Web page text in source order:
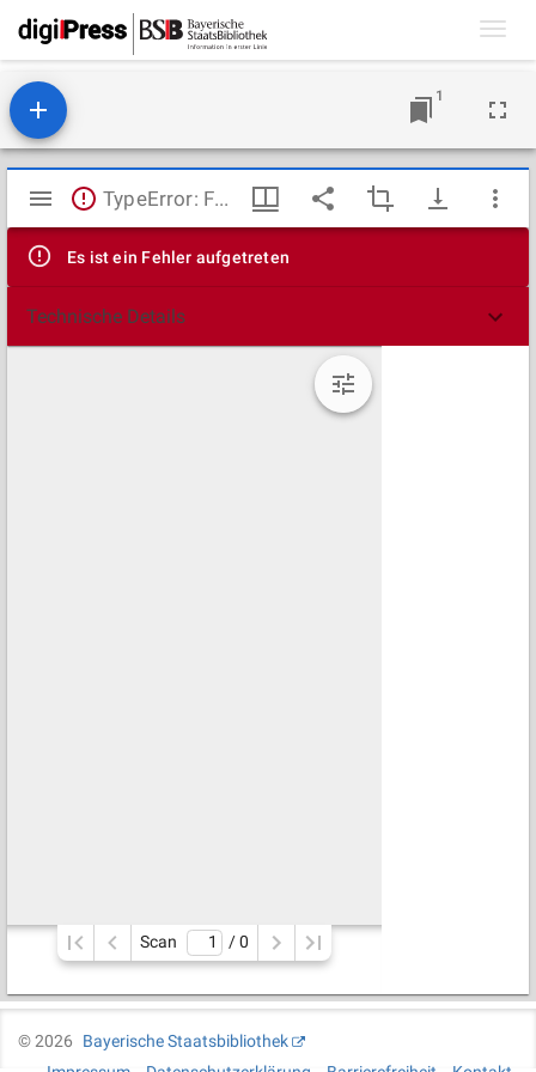
1
Mirador
Viewer
TypeError: Failed to fetch
Es ist ein Fehler aufgetreten
Technische Details
Scan / 0
©2026
Bayerische Staatsbibliothek